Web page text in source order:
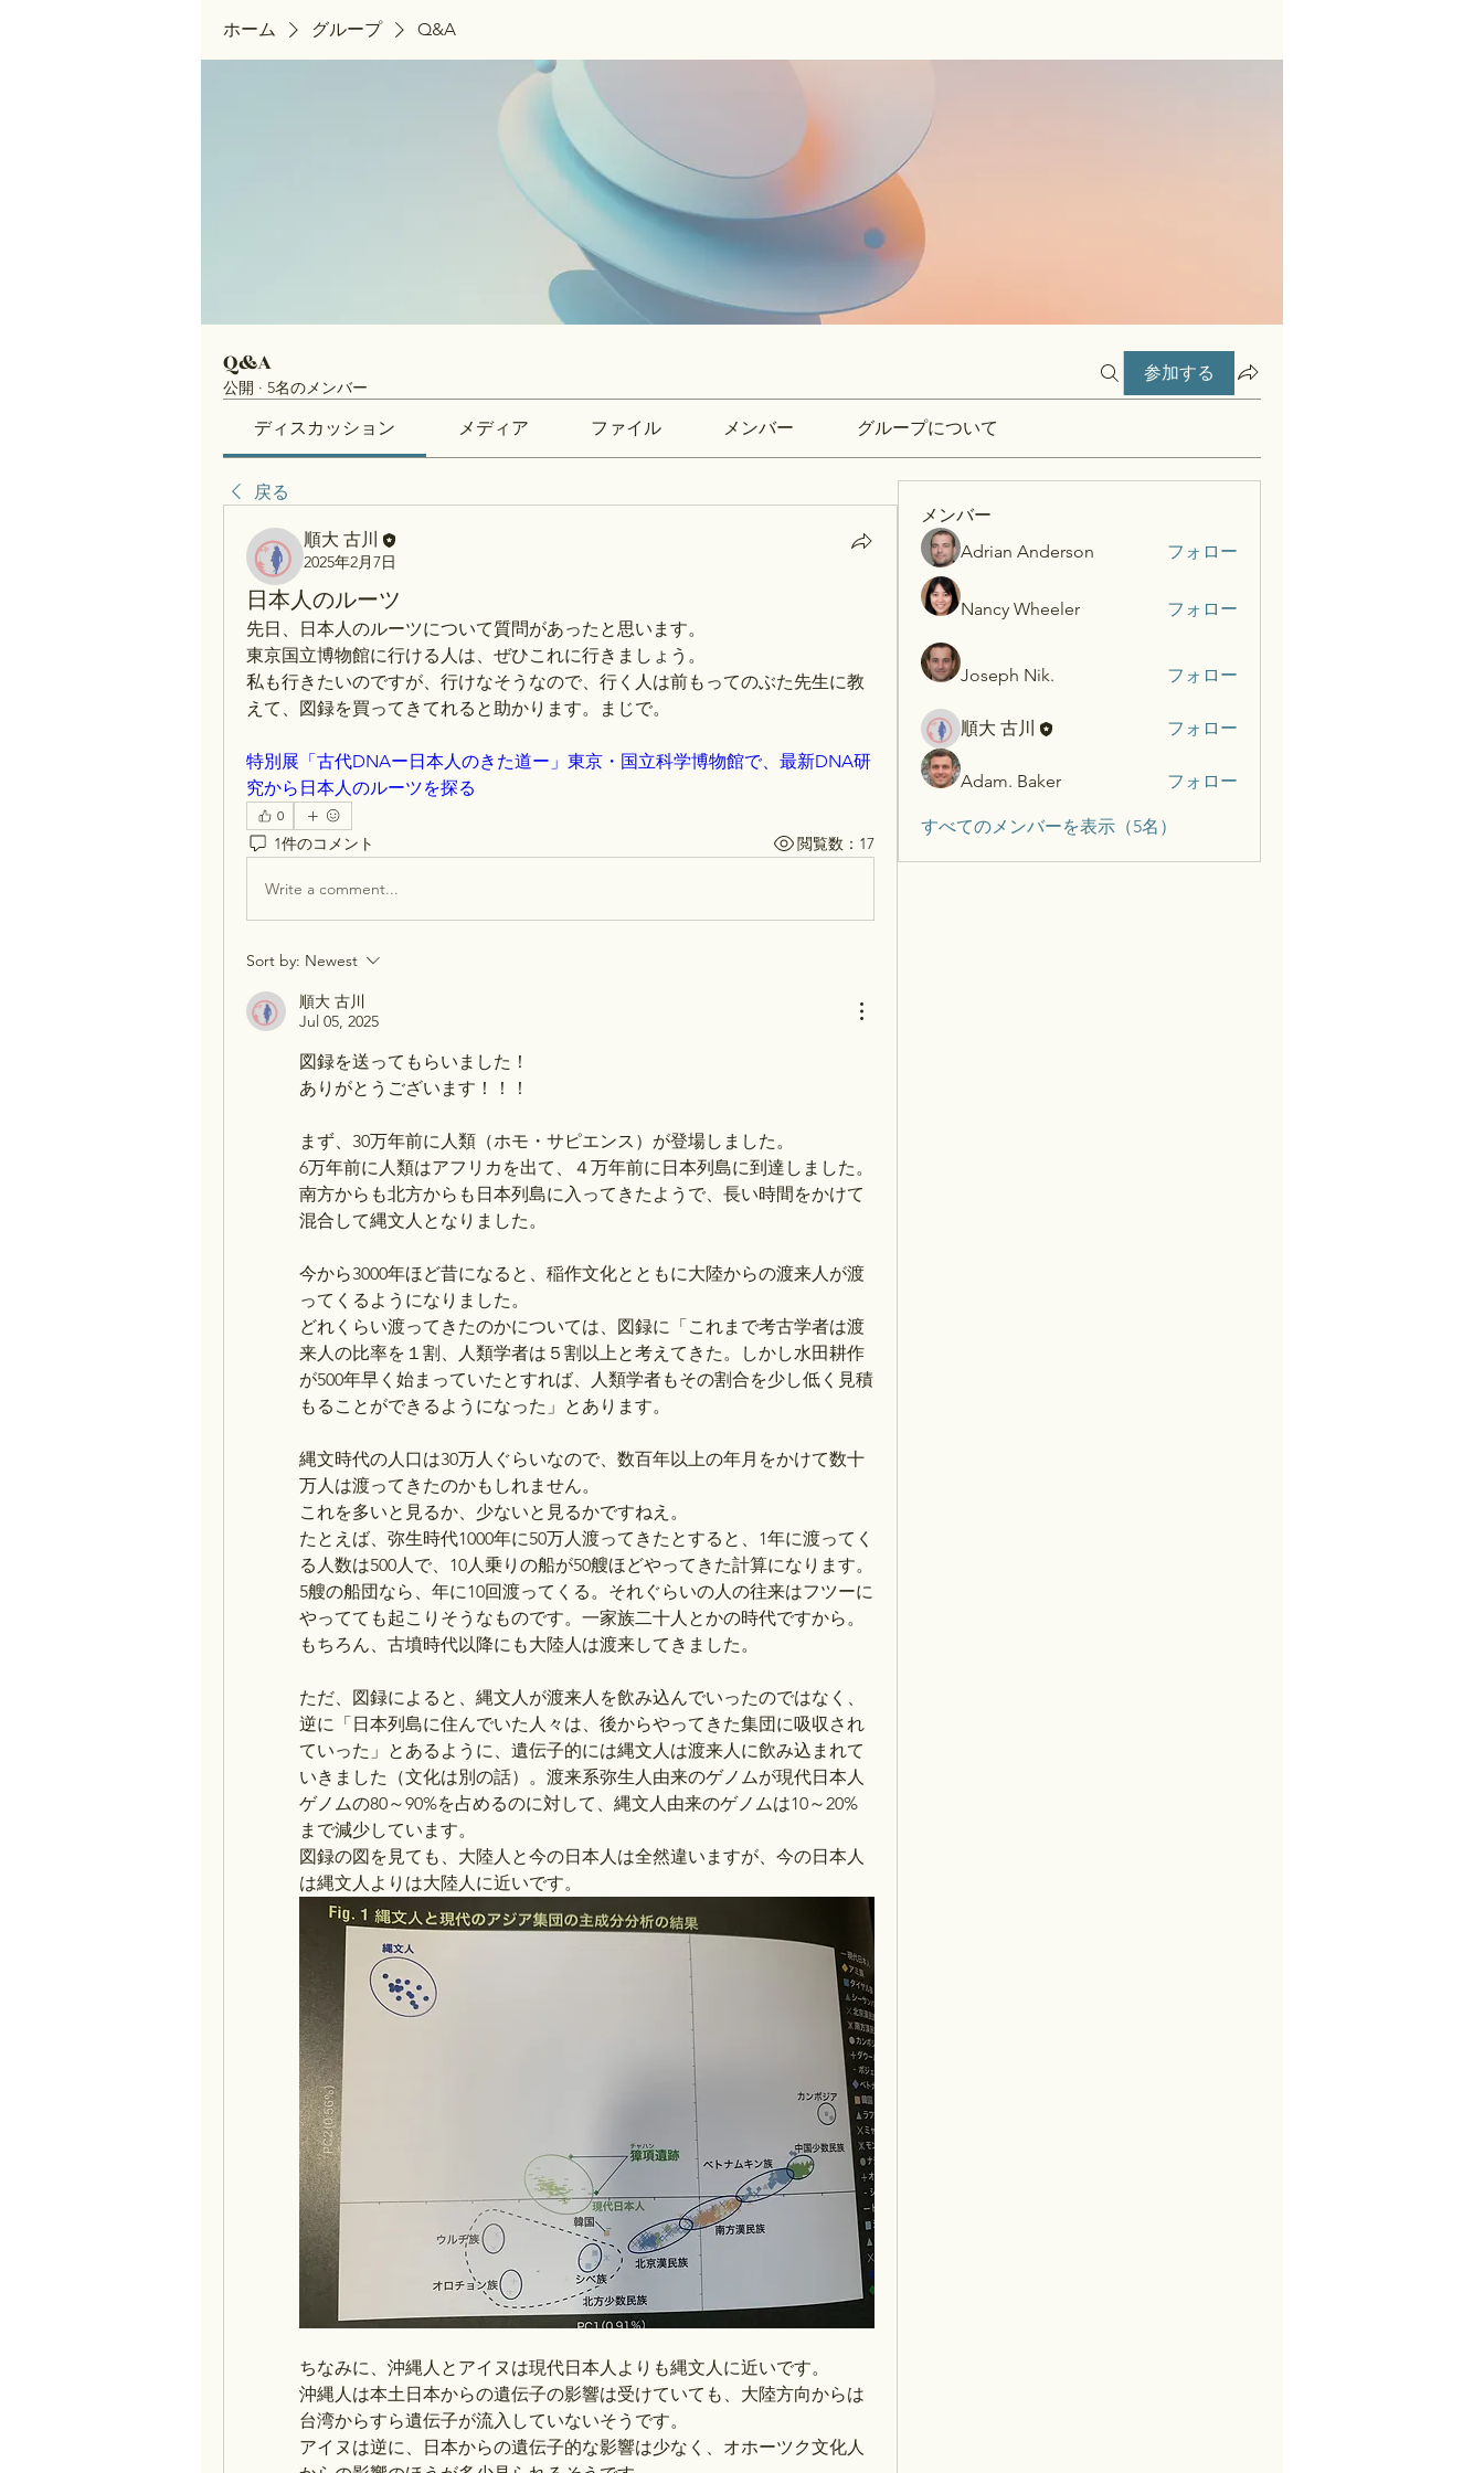
ホーム グループ Q&A
Q&A
公開 · 5名のメンバー
参加する
ディスカッション メディア ファイル メンバー グループについて
戻る
順大 古川
2025年2月7日
日本人のルーツ
先日、日本人のルーツについて質問があったと思います。
東京国立博物館に行ける人は、ぜひこれに行きましょう。
私も行きたいのですが、行けなそうなので、行く人は前もってのぶた先生に教
えて、図録を買ってきてれると助かります。まじで。
特別展「古代DNAー日本人のきた道ー」東京・国立科学博物館で、最新DNA研
究から日本人のルーツを探る
0
1件のコメント 閲覧数：17
Write a comment...
Sort by: Newest
順大 古川
Jul 05, 2025
図録を送ってもらいました！
ありがとうございます！！！
まず、30万年前に人類（ホモ・サピエンス）が登場しました。
6万年前に人類はアフリカを出て、４万年前に日本列島に到達しました。
南方からも北方からも日本列島に入ってきたようで、長い時間をかけて
混合して縄文人となりました。
今から3000年ほど昔になると、稲作文化とともに大陸からの渡来人が渡
ってくるようになりました。
どれくらい渡ってきたのかについては、図録に「これまで考古学者は渡
来人の比率を１割、人類学者は５割以上と考えてきた。しかし水田耕作
が500年早く始まっていたとすれば、人類学者もその割合を少し低く見積
もることができるようになった」とあります。
縄文時代の人口は30万人ぐらいなので、数百年以上の年月をかけて数十
万人は渡ってきたのかもしれません。
これを多いと見るか、少ないと見るかですねえ。
たとえば、弥生時代1000年に50万人渡ってきたとすると、1年に渡ってく
る人数は500人で、10人乗りの船が50艘ほどやってきた計算になります。
5艘の船団なら、年に10回渡ってくる。それぐらいの人の往来はフツーに
やってても起こりそうなものです。一家族二十人とかの時代ですから。
もちろん、古墳時代以降にも大陸人は渡来してきました。
ただ、図録によると、縄文人が渡来人を飲み込んでいったのではなく、
逆に「日本列島に住んでいた人々は、後からやってきた集団に吸収され
ていった」とあるように、遺伝子的には縄文人は渡来人に飲み込まれて
いきました（文化は別の話）。渡来系弥生人由来のゲノムが現代日本人
ゲノムの80～90%を占めるのに対して、縄文人由来のゲノムは10～20%
まで減少しています。
図録の図を見ても、大陸人と今の日本人は全然違いますが、今の日本人
は縄文人よりは大陸人に近いです。
ちなみに、沖縄人とアイヌは現代日本人よりも縄文人に近いです。
沖縄人は本土日本からの遺伝子の影響は受けていても、大陸方向からは
台湾からすら遺伝子が流入していないそうです。
アイヌは逆に、日本からの遺伝子的な影響は少なく、オホーツク文化人
メンバー
Adrian Anderson
フォロー
Nancy Wheeler フォロー
Joseph Nik. フォロー
順大 古川 フォロー
Adam. Baker フォロー
すべてのメンバーを表示（5名）